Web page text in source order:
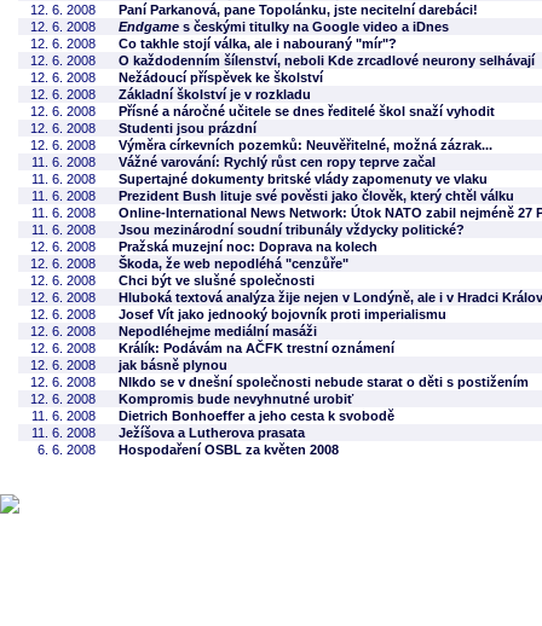
12. 6. 2008
Paní Parkanová, pane Topolánku, jste necitelní darebáci!
12. 6. 2008
Endgame s českými titulky na Google video a iDnes
12. 6. 2008
Co takhle stojí válka, ale i nabouraný "mír"?
12. 6. 2008
O každodenním šílenství, neboli Kde zrcadlové neurony selhávají
12. 6. 2008
Nežádoucí příspěvek ke školství
12. 6. 2008
Základní školství je v rozkladu
12. 6. 2008
Přísné a náročné učitele se dnes ředitelé škol snaží vyhodit
12. 6. 2008
Studenti jsou prázdní
12. 6. 2008
Výměra církevních pozemků: Neuvěřitelné, možná zázrak...
11. 6. 2008
Vážné varování: Rychlý růst cen ropy teprve začal
11. 6. 2008
Supertajné dokumenty britské vlády zapomenuty ve vlaku
11. 6. 2008
Prezident Bush lituje své pověsti jako člověk, který chtěl válku
11. 6. 2008
Online-International News Network: Útok NATO zabil nejméně 27
11. 6. 2008
Jsou mezinárodní soudní tribunály vždycky politické?
12. 6. 2008
Pražská muzejní noc: Doprava na kolech
12. 6. 2008
Škoda, že web nepodléhá "cenzůře"
12. 6. 2008
Chci být ve slušné společnosti
12. 6. 2008
Hluboká textová analýza žije nejen v Londýně, ale i v Hradci
12. 6. 2008
Josef Vít jako jednooký bojovník proti imperialismu
12. 6. 2008
Nepodléhejme mediální masáži
12. 6. 2008
Králík: Podávám na AČFK trestní oznámení
12. 6. 2008
jak básně plynou
12. 6. 2008
NIkdo se v dnešní společnosti nebude starat o děti s postižením
12. 6. 2008
Kompromis bude nevyhnutné urobiť
11. 6. 2008
Dietrich Bonhoeffer a jeho cesta k svobodě
11. 6. 2008
Ježíšova a Lutherova prasata
6. 6. 2008
Hospodaření OSBL za květen 2008